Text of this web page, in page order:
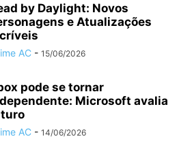
by Daylight: Novos
e Atualizações
AC - 15/06/2026
pode se tornar
Microsoft avalia
AC - 14/06/2026